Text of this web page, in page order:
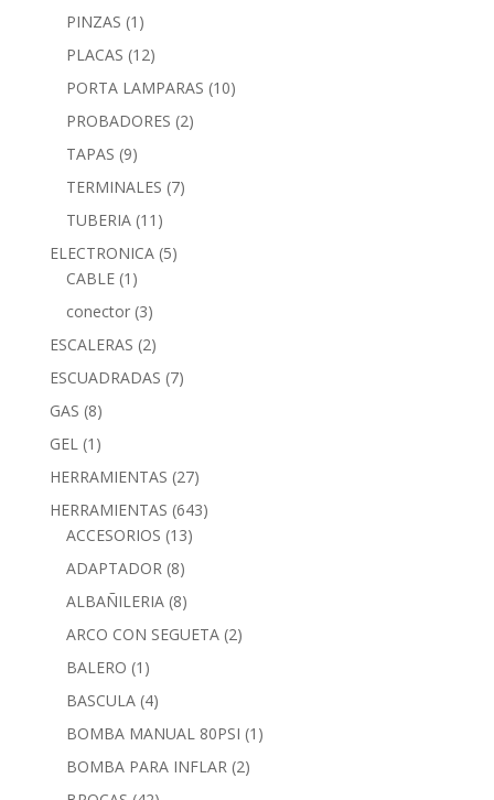
PINZAS (1)
PLACAS (12)
PORTA LAMPARAS (10)
PROBADORES (2)
TAPAS (9)
TERMINALES (7)
TUBERIA (11)
ELECTRONICA (5)
CABLE (1)
conector (3)
ESCALERAS (2)
ESCUADRADAS (7)
GAS (8)
GEL (1)
HERRAMIENTAS (27)
HERRAMIENTAS (643)
ACCESORIOS (13)
ADAPTADOR (8)
ALBAÑILERIA (8)
ARCO CON SEGUETA (2)
BALERO (1)
BASCULA (4)
BOMBA MANUAL 80PSI (1)
BOMBA PARA INFLAR (2)